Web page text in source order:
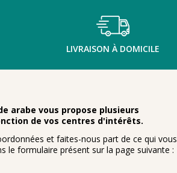
LIVRAISON À DOMICILE
arabe vous propose plusieurs
de vos centres d'intérêts.
et faites-nous part de ce qui vous
le formulaire présent sur la page suivante :